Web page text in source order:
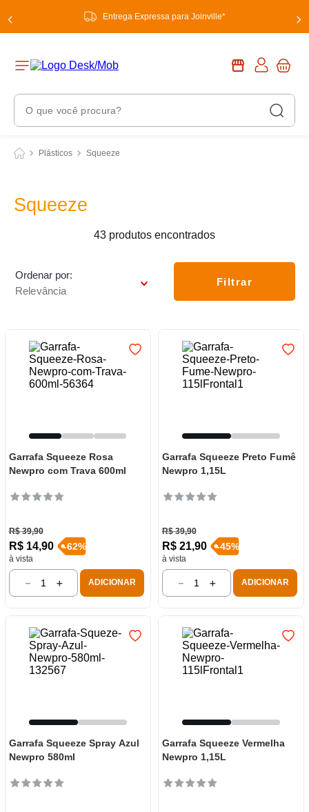
Entrega Expressa para Joinville*
O que você procura?
Plásticos Squeeze
Squeeze
43 produtos
Ordenar por
Relevância
Filtrar
Garrafa Squeeze Rosa
Newpro com Trava 600ml
R$ 39,90
R$ 14,90
à vista
-62%
＋
－ ADICIONAR
Garrafa Squeeze Preto Fumê
Newpro 1,15L
R$ 39,90
R$ 21,90
à vista
-45%
＋
－ ADICIONAR
Garrafa Squeeze Spray Azul
Newpro 580ml
Garrafa Squeeze Vermelha
Newpro 1,15L
Termos Mais Buscados
2º
5º
6º luminária
8º panelas
9º caneca
10º frigideira multiflon